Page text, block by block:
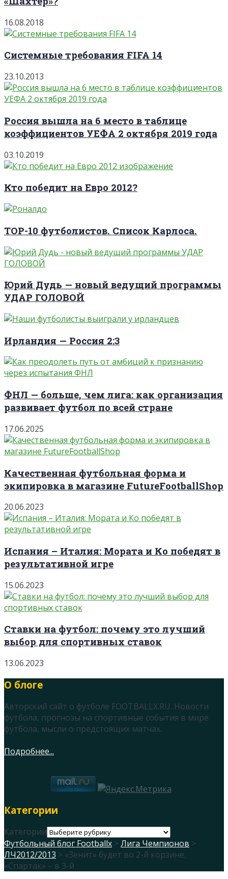
16.08.2018
Системные требования FIFA 14
23.10.2013
Россия вышла на 6 место в таблице
коэффициентов УЕФА 2 октября 2019 года
03.10.2019
Кто победит на Евро 2012?
TOP-10 футболистов. Список Карлоса.
Юрий Дудь — новый ведущий программы
УДАР ГОЛОВОЙ
Ирландия — Россия 2:3
ФНЛ — больше, чем лига: как организация
развивает футбол по всей стране
17.06.2025
Качественная футбольная форма и
экипировка в магазине FutureFootballShop
20.06.2023
Испания – Италия: Мората и Ко победят в
результативной игре
15.06.2023
Ставки на футбол: почему это лучший
выбор для спортивных ставок
13.06.2023
О блоге
Авторский сайт о футболе FOOTBALLX.RU. Новости
футбола, прогнозы на спортивные события в мире
футбола, мысли о предстоящих матчах.
Подробнее...
Категории
Категории
Футбольный блог Footballx > Лига Чемпионов >
ЛЧ2012/2013 > «Зенит» будет во 2-й корзине,
«Спартак» – в 3-й